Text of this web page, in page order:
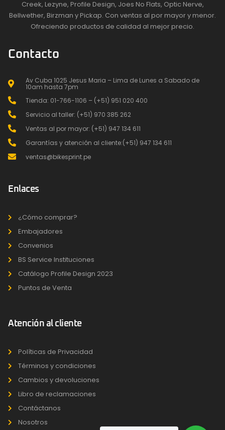
Creek, Lezyne, Profile Design, Joes No Flats, Optic Nerve,
Bellwether, Birzman y Pickap. Con ventas al por mayor y menor.
Ofreciendo productos de calidad al mejor precio.
Contacto
Av Cuba 1025 Jesus Maria – Lima de Lunes a Sabado de
10am hasta 7pm
Tienda: 01-766-1106 – (+51) 951 020 400
Servicio al taller: (+51) 970 385 262
Ventas al por mayor: (+51) 947 134 611
Garantías y atención al cliente:(+51) 947 134 611
ventas@bikesprint.pe
Enlaces
¿Cómo comprar?
Embajadores
Convenios
BS Service Instituciones
Catálogo Profile Design 2023
Puntos de Venta
Atención al cliente
Políticas de Privacidad
Términos y condiciones
Cambios y devoluciones
Libro de reclamaciones
Contáctanos
Nosotros